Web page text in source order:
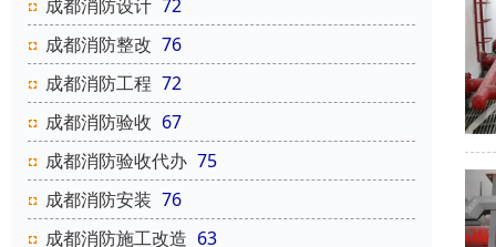
成都消防设计 72
成都消防整改 76
成都消防工程 72
成都消防验收 67
成都消防验收代办 75
成都消防安装 76
成都消防施工改造 63